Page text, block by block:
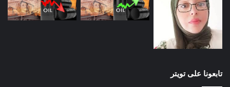
تابعونا على تويتر